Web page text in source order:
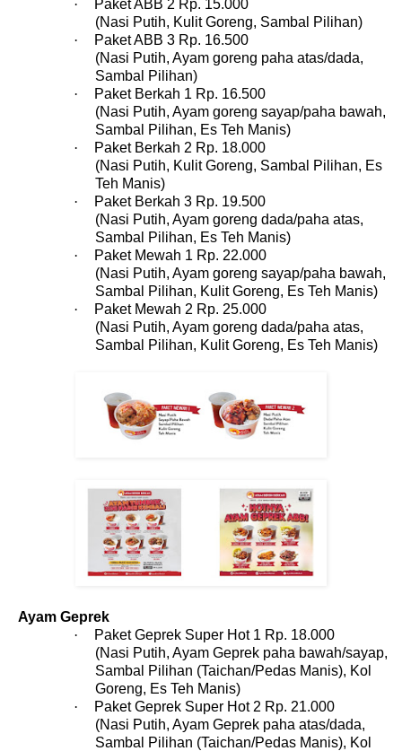
·
Paket ABB 2 Rp. 15.000
(Nasi Putih, Kulit Goreng, Sambal Pilihan)
·
Paket ABB 3 Rp. 16.500
(Nasi Putih, Ayam goreng paha atas/dada,
Sambal Pilihan)
·
Paket Berkah 1 Rp. 16.500
(Nasi Putih, Ayam goreng sayap/paha bawah,
Sambal Pilihan, Es Teh Manis)
·
Paket Berkah 2 Rp. 18.000
(Nasi Putih, Kulit Goreng, Sambal Pilihan, Es
Teh Manis)
·
Paket Berkah 3 Rp. 19.500
(Nasi Putih, Ayam goreng dada/paha atas,
Sambal Pilihan, Es Teh Manis)
·
Paket Mewah 1 Rp. 22.000
(Nasi Putih, Ayam goreng sayap/paha bawah,
Sambal Pilihan, Kulit Goreng, Es Teh Manis)
·
Paket Mewah 2 Rp. 25.000
(Nasi Putih, Ayam goreng dada/paha atas,
Sambal Pilihan, Kulit Goreng, Es Teh Manis)
Ayam Geprek
·
Paket Geprek Super Hot 1 Rp. 18.000
(Nasi Putih, Ayam Geprek paha bawah/sayap,
Sambal Pilihan (Taichan/Pedas Manis), Kol
Goreng, Es Teh Manis)
·
Paket Geprek Super Hot 2 Rp. 21.000
(Nasi Putih, Ayam Geprek paha atas/dada,
Sambal Pilihan (Taichan/Pedas Manis), Kol